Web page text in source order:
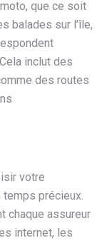
que ce soit
balades sur l’île,
inclut des
des routes
votre
précieux.
chaque assureur
internet, les